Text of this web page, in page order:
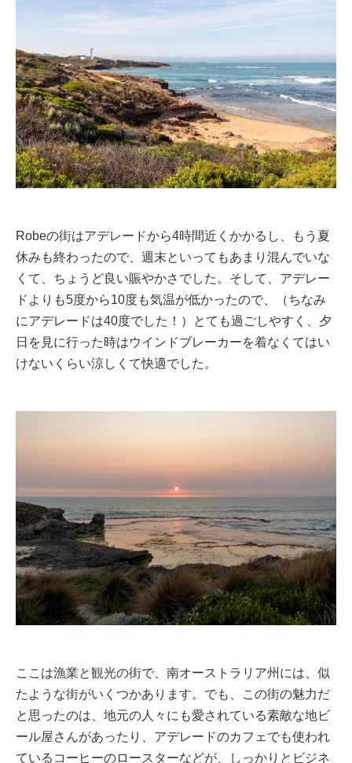
Robeの街はアデレードから4時間近くかかるし、もう夏
休みも終わったので、週末といってもあまり混んでいな
くて、ちょうど良い賑やかさでした。そして、アデレー
ドよりも5度から10度も気温が低かったので、（ちなみ
にアデレードは40度でした！）とても過ごしやすく、夕
日を見に行った時はウインドブレーカーを着なくてはい
けないくらい涼しくて快適でした。
ここは漁業と観光の街で、南オーストラリア州には、似
たような街がいくつかあります。でも、この街の魅力だ
と思ったのは、地元の人々にも愛されている素敵な地ビ
ール屋さんがあったり、アデレードのカフェでも使われ
ているコーヒーのロースターなどが、しっかりとビジネ